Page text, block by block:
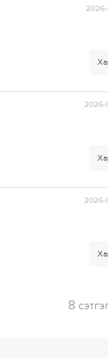
2026-
2026-
2026-
8